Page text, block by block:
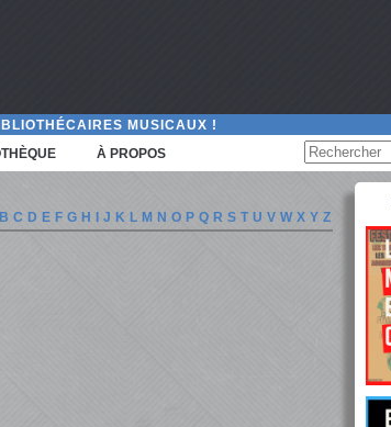
MUSICAUX !
À PROPOS
B C D E F G H I J K L M N O P Q R S T U V W X Y Z